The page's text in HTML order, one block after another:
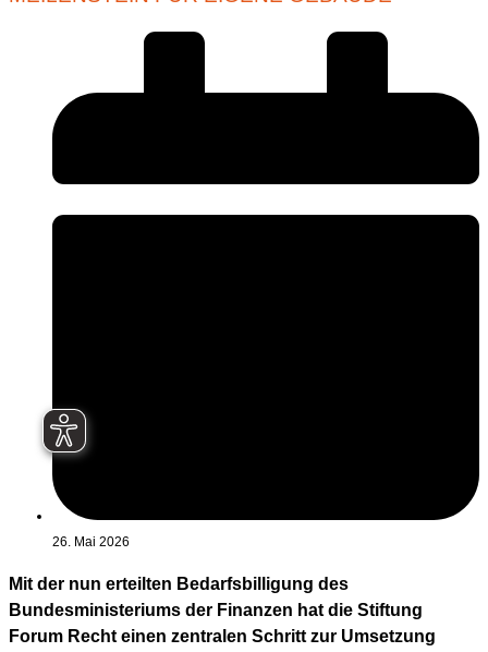
26. Mai 2026
Mit der nun erteilten Bedarfsbilligung des
Bundesministeriums der Finanzen hat die Stiftung
Forum Recht einen zentralen Schritt zur Umsetzung